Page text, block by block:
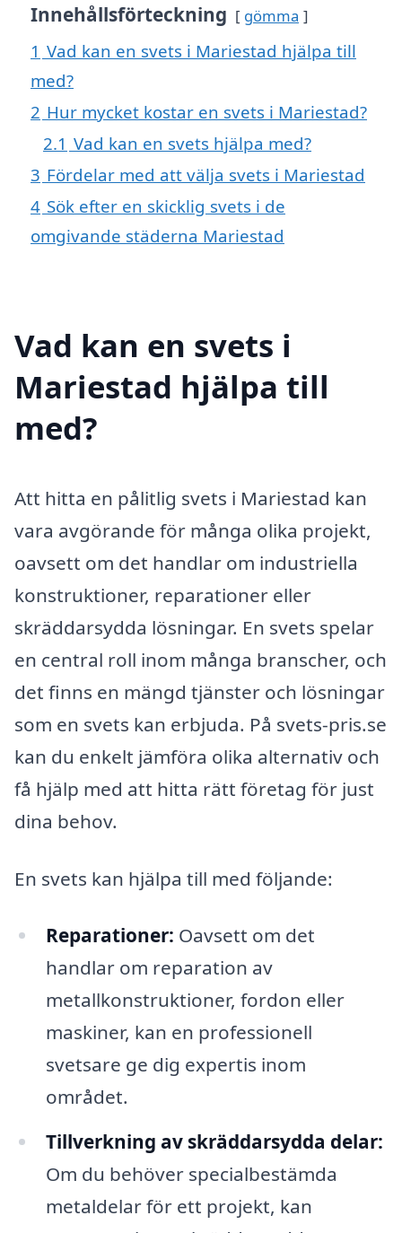
Innehållsförteckning gömma
1 Vad kan en svets i Mariestad hjälpa till
med?
2 Hur mycket kostar en svets i Mariestad?
2.1 Vad kan en svets hjälpa med?
3 Fördelar med att välja svets i Mariestad
4 Sök efter en skicklig svets i de
omgivande städerna Mariestad
Vad kan en svets i
Mariestad hjälpa till
med?
Att hitta en pålitlig svets i Mariestad kan
vara avgörande för många olika projekt,
oavsett om det handlar om industriella
konstruktioner, reparationer eller
skräddarsydda lösningar. En svets spelar
en central roll inom många branscher, och
det finns en mängd tjänster och lösningar
som en svets kan erbjuda. På svets-pris.se
kan du enkelt jämföra olika alternativ och
få hjälp med att hitta rätt företag för just
dina behov.
En svets kan hjälpa till med följande:
Reparationer: Oavsett om det
handlar om reparation av
metallkonstruktioner, fordon eller
maskiner, kan en professionell
svetsare ge dig expertis inom
området.
Tillverkning av skräddarsydda delar:
Om du behöver specialbestämda
metaldelar för ett projekt, kan